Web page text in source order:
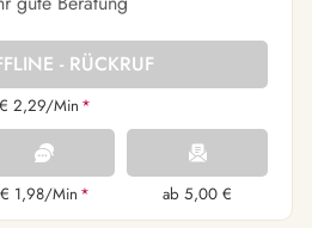
- RÜCKRUF
€ 2,29/Min *
€ 1,98/Min * ab 5,00 €